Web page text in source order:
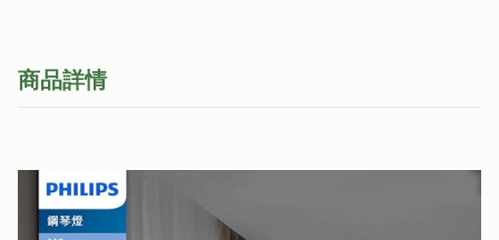
商品詳情